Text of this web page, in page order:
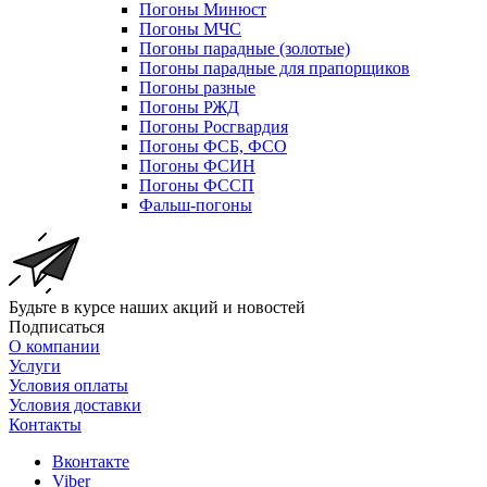
Погоны Минюст
Погоны МЧС
Погоны парадные (золотые)
Погоны парадные для прапорщиков
Погоны разные
Погоны РЖД
Погоны Росгвардия
Погоны ФСБ, ФСО
Погоны ФСИН
Погоны ФССП
Фальш-погоны
Будьте в курсе наших акций и новостей
Подписаться
О компании
Услуги
Условия оплаты
Условия доставки
Контакты
Вконтакте
Viber